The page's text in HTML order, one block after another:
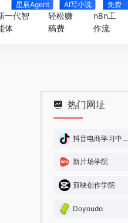
一代智
体
星辰Agent
轻松赚
稿费
AI写小说
n8n工
作流
免费
4000+
热门网址
抖音电商学习中心(抖音电商大学)
新片场学院
剪映创作学院
Doyoudo